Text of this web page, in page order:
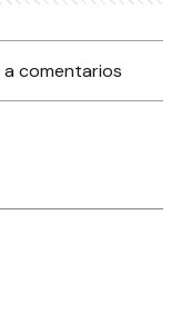
comentarios